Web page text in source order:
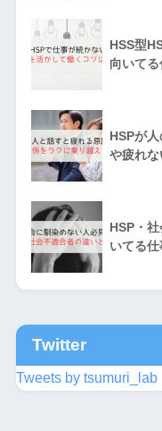
HSS型
向いて
HSPが
や疲れ
HSP・
いてる
Twitter
Tweets by tsumuri_lab